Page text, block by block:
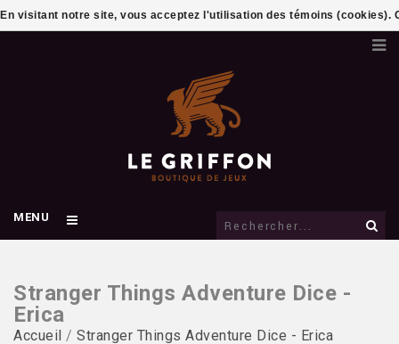
MENU
Stranger Things Adventure Dice -
Erica
Accueil / Stranger Things Adventure Dice - Erica
En visitant notre site, vous acceptez l'utilisation des témoins